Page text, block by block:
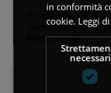
Prodotto usato,
condizioni,con
Fatturabile.
in conformità
cookie. Leggi
necessari